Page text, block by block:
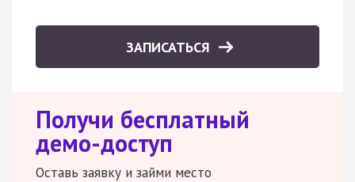
ЗАПИСАТЬСЯ
Получи бесплатный
демо-доступ
Оставь заявку и займи место